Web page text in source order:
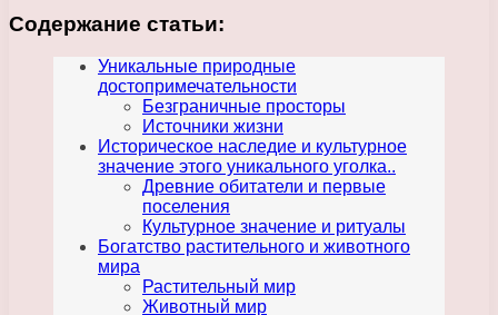
Содержание статьи:
Уникальные природные
достопримечательности
Безграничные просторы
Источники жизни
Историческое наследие и культурное
значение этого уникального уголка..
Древние обитатели и первые
поселения
Культурное значение и ритуалы
Богатство растительного и животного
мира
Растительный мир
Животный мир